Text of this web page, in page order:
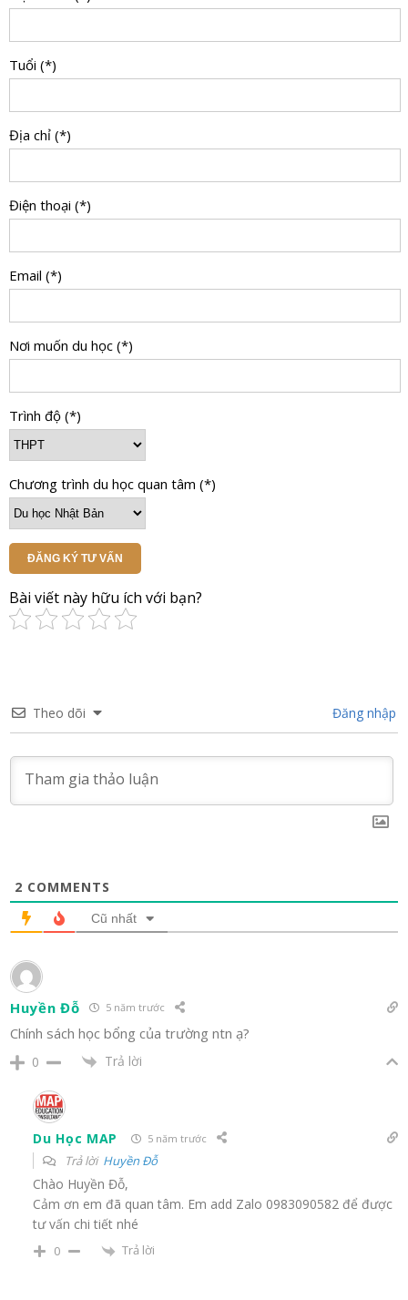
Tuổi (*)
Địa chỉ (*)
Điện thoại (*)
Email (*)
Nơi muốn du học (*)
Trình độ (*)
Chương trình du học quan tâm (*)
ĐĂNG KÝ TƯ VẤN
Bài viết này hữu ích với bạn?
Theo dõi Đăng nhập
2 COMMENTS
Cũ nhất
Huyền Đỗ 5 năm trước
Chính sách học bổng của trường ntn ạ?
0 Trả lời
Du Học MAP 5 năm trước
Trả lời Huyền Đỗ
Chào Huyền Đỗ,
Cảm ơn em đã quan tâm. Em add Zalo 0983090582 để được
tư vấn chi tiết nhé
0 Trả lời